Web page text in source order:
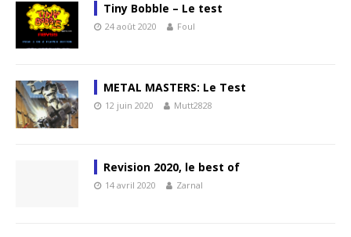
Tiny Bobble – Le test
24 août 2020 Foul
METAL MASTERS: Le Test
12 juin 2020 Mutt2828
Revision 2020, le best of
14 avril 2020 Zarnal